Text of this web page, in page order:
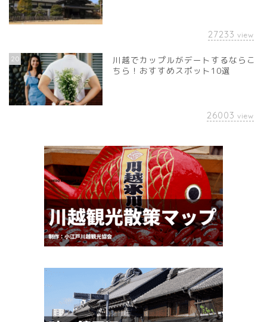
27233 view
20
川越でカップルがデートするならこ
ちら！おすすめスポット10選
26003 view